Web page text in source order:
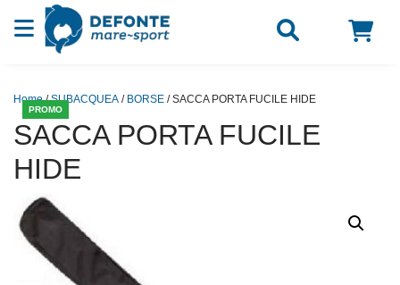
Vai al contenuto
PROMO
Home/SUBACQUEA / BORSE / SACCA PORTA FUCILE HIDE
SACCA PORTA FUCILE
HIDE